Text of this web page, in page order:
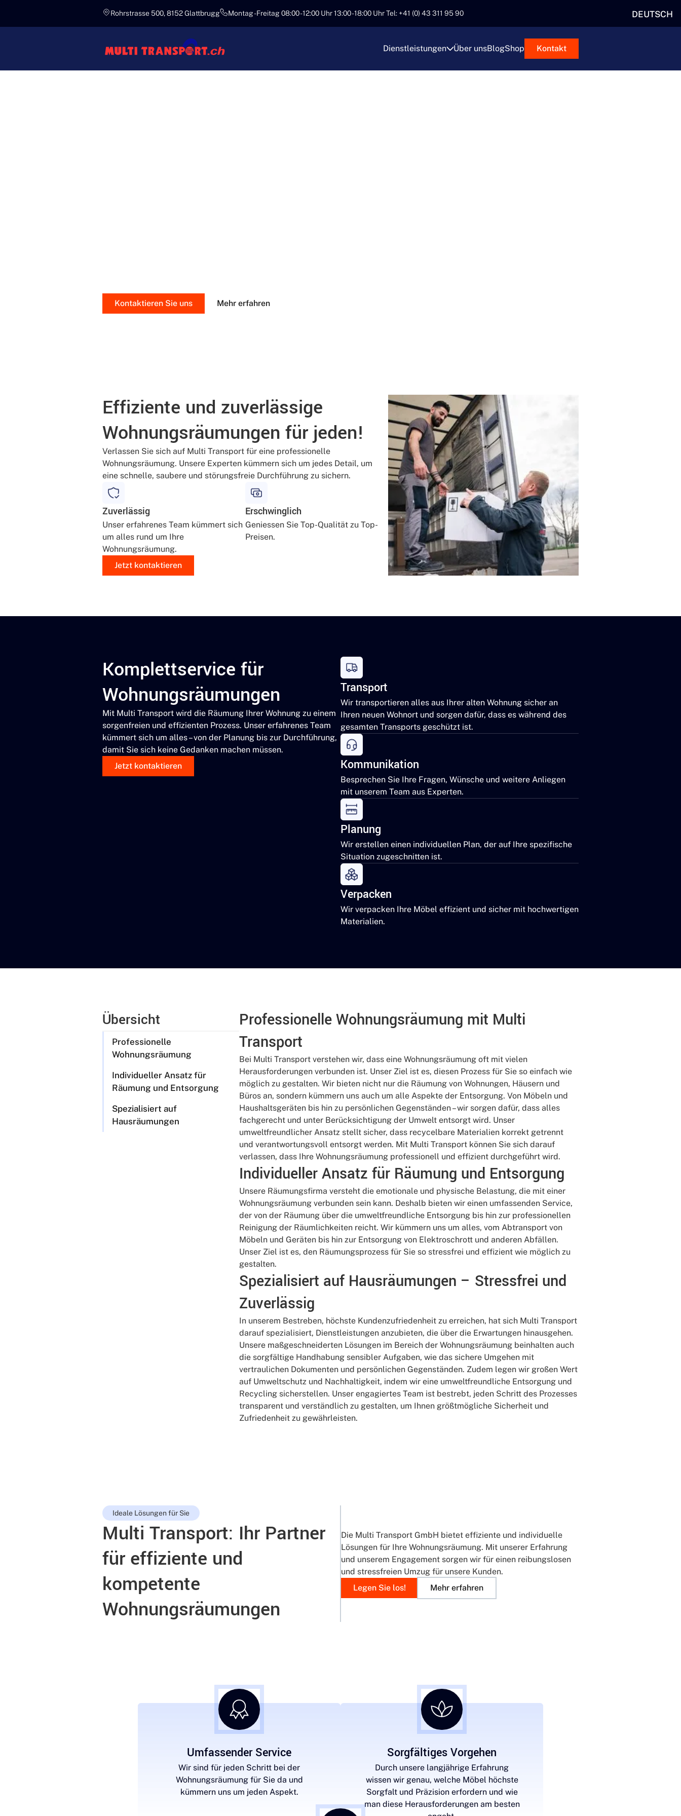
Rohrstrasse 500, 8152 Glattbrugg Montag - Freitag 08:00 - 12:00 Uhr 13:00 - 18:00 Uhr Tel: +41 (0) 43 311 95 90
Dienstleistungen Über unsBlogShop
DEUTSCH
Kontakt
Kontaktieren Sie uns Mehr erfahren
Effiziente und zuverlässige
Wohnungsräumungen für jeden!
Verlassen Sie sich auf Multi Transport für eine professionelle
Wohnungsräumung. Unsere Experten kümmern sich um jedes Detail, um
eine schnelle, saubere und störungsfreie Durchführung zu sichern.
Zuverlässig
Unser erfahrenes Team kümmert sich
um alles rund um Ihre
Wohnungsräumung.
Erschwinglich
Geniessen Sie Top-Qualität zu Top-
Preisen.
Jetzt kontaktieren
Komplettservice für
Wohnungsräumungen
Mit Multi Transport wird die Räumung Ihrer Wohnung zu einem
sorgenfreien und effizienten Prozess. Unser erfahrenes Team
kümmert sich um alles – von der Planung bis zur Durchführung,
damit Sie sich keine Gedanken machen müssen.
Jetzt kontaktieren
Transport
Wir transportieren alles aus Ihrer alten Wohnung sicher an
Ihren neuen Wohnort und sorgen dafür, dass es während des
gesamten Transports geschützt ist.
Kommunikation
Besprechen Sie Ihre Fragen, Wünsche und weitere Anliegen
mit unserem Team aus Experten.
Planung
Wir erstellen einen individuellen Plan, der auf Ihre spezifische
Situation zugeschnitten ist.
Verpacken
Wir verpacken Ihre Möbel effizient und sicher mit hochwertigen
Materialien.
Übersicht
Professionelle
Wohnungsräumung
Individueller Ansatz für
Räumung und Entsorgung
Spezialisiert auf
Hausräumungen
Professionelle Wohnungsräumung mit Multi
Transport
Bei Multi Transport verstehen wir, dass eine Wohnungsräumung oft mit vielen
Herausforderungen verbunden ist. Unser Ziel ist es, diesen Prozess für Sie so einfach wie
möglich zu gestalten. Wir bieten nicht nur die Räumung von Wohnungen, Häusern und
Büros an, sondern kümmern uns auch um alle Aspekte der Entsorgung. Von Möbeln und
Haushaltsgeräten bis hin zu persönlichen Gegenständen – wir sorgen dafür, dass alles
fachgerecht und unter Berücksichtigung der Umwelt entsorgt wird. Unser
umweltfreundlicher Ansatz stellt sicher, dass recycelbare Materialien korrekt getrennt
und verantwortungsvoll entsorgt werden. Mit Multi Transport können Sie sich darauf
verlassen, dass Ihre Wohnungsräumung professionell und effizient durchgeführt wird.
Individueller Ansatz für Räumung und Entsorgung
Unsere Räumungsfirma versteht die emotionale und physische Belastung, die mit einer
Wohnungsräumung verbunden sein kann. Deshalb bieten wir einen umfassenden Service,
der von der Räumung über die umweltfreundliche Entsorgung bis hin zur professionellen
Reinigung der Räumlichkeiten reicht. Wir kümmern uns um alles, vom Abtransport von
Möbeln und Geräten bis hin zur Entsorgung von Elektroschrott und anderen Abfällen.
Unser Ziel ist es, den Räumungsprozess für Sie so stressfrei und effizient wie möglich zu
gestalten​​.
Spezialisiert auf Hausräumungen – Stressfrei und
Zuverlässig
In unserem Bestreben, höchste Kundenzufriedenheit zu erreichen, hat sich Multi Transport
darauf spezialisiert, Dienstleistungen anzubieten, die über die Erwartungen hinausgehen.
Unsere maßgeschneiderten Lösungen im Bereich der Wohnungsräumung beinhalten auch
die sorgfältige Handhabung sensibler Aufgaben, wie das sichere Umgehen mit
vertraulichen Dokumenten und persönlichen Gegenständen. Zudem legen wir großen Wert
auf Umweltschutz und Nachhaltigkeit, indem wir eine umweltfreundliche Entsorgung und
Recycling sicherstellen. Unser engagiertes Team ist bestrebt, jeden Schritt des Prozesses
transparent und verständlich zu gestalten, um Ihnen größtmögliche Sicherheit und
Zufriedenheit zu gewährleisten.
Ideale Lösungen für Sie
Multi Transport: Ihr Partner
für effiziente und
kompetente
Wohnungsräumungen
Die Multi Transport GmbH bietet effiziente und individuelle
Lösungen für Ihre Wohnungsräumung. Mit unserer Erfahrung
und unserem Engagement sorgen wir für einen reibungslosen
und stressfreien Umzug für unsere Kunden.
Legen Sie los!
Mehr erfahren
Umfassender Service
Wir sind für jeden Schritt bei der
Wohnungsräumung für Sie da und
kümmern uns um jeden Aspekt.
Sorgfältiges Vorgehen
Durch unsere langjährige Erfahrung
wissen wir genau, welche Möbel höchste
Sorgfalt und Präzision erfordern und wie
man diese Herausforderungen am besten